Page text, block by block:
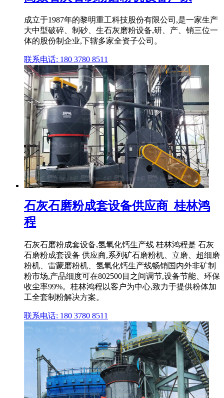
成立于1987年的黎明重工科技股份有限公司,是一家生产
大中型破碎、制砂、生石灰磨粉设备,研、产、销三位一
体的股份制企业,下辖多家全资子公司。
联系电话: 180 3780 8511
石灰石磨粉成套设备供应商_桂林鸿
程
石灰石磨粉成套设备,氢氧化钙生产线 桂林鸿程是 石灰
石磨粉成套设备 供应商,系列矿石磨粉机、立磨、超细磨
粉机、雷蒙磨粉机、氢氧化钙生产线畅销国内外非矿制
粉市场,产品细度可在802500目之间调节,设备节能、环保
收尘率99%。桂林鸿程以客户为中心,致力于提供粉体加
工全套制粉解决方案。
联系电话: 180 3780 8511